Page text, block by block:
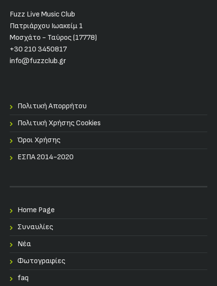
Fuzz Live Music Club
Πατριάρχου Ιωακείμ 1
Μοσχάτο - Ταύρος (17778)
+30 210 3450817
info@fuzzclub.gr
Πολιτική Απορρήτου
Πολιτική Χρήσης Cookies
Όροι Χρήσης
ΕΣΠΑ 2014-2020
Home Page
Συναυλίες
Nέα
Φωτογραφίες
faq